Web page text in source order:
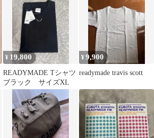
¥ 19,800
READYMADE Tシャツ
ブラック サイズXL
¥9,900
readymade travis scott